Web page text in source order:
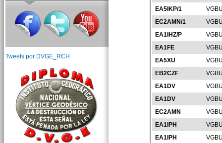
EA5IKP/1
EC2AMN/1
EA1IHZ/P
EA1FE
EA5XU
EB2CZF
EA1DV
EA1DV
EC2AMN
EA1IPH
EA1IPH
Tweets por DVGE_RCH